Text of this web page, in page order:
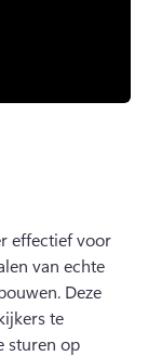
effectief voor
van echte
Deze
te
sturen op